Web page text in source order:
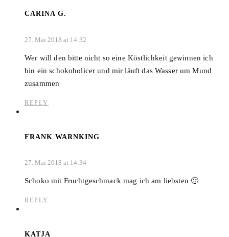
CARINA G.
27. Mai 2018 at 14:32
Wer will den bitte nicht so eine Köstlichkeit gewinnen ich
bin ein schokoholicer und mir läuft das Wasser um Mund
zusammen
REPLY
FRANK WARNKING
27. Mai 2018 at 14:34
Schoko mit Fruchtgeschmack mag ich am liebsten 🙂
REPLY
KATJA